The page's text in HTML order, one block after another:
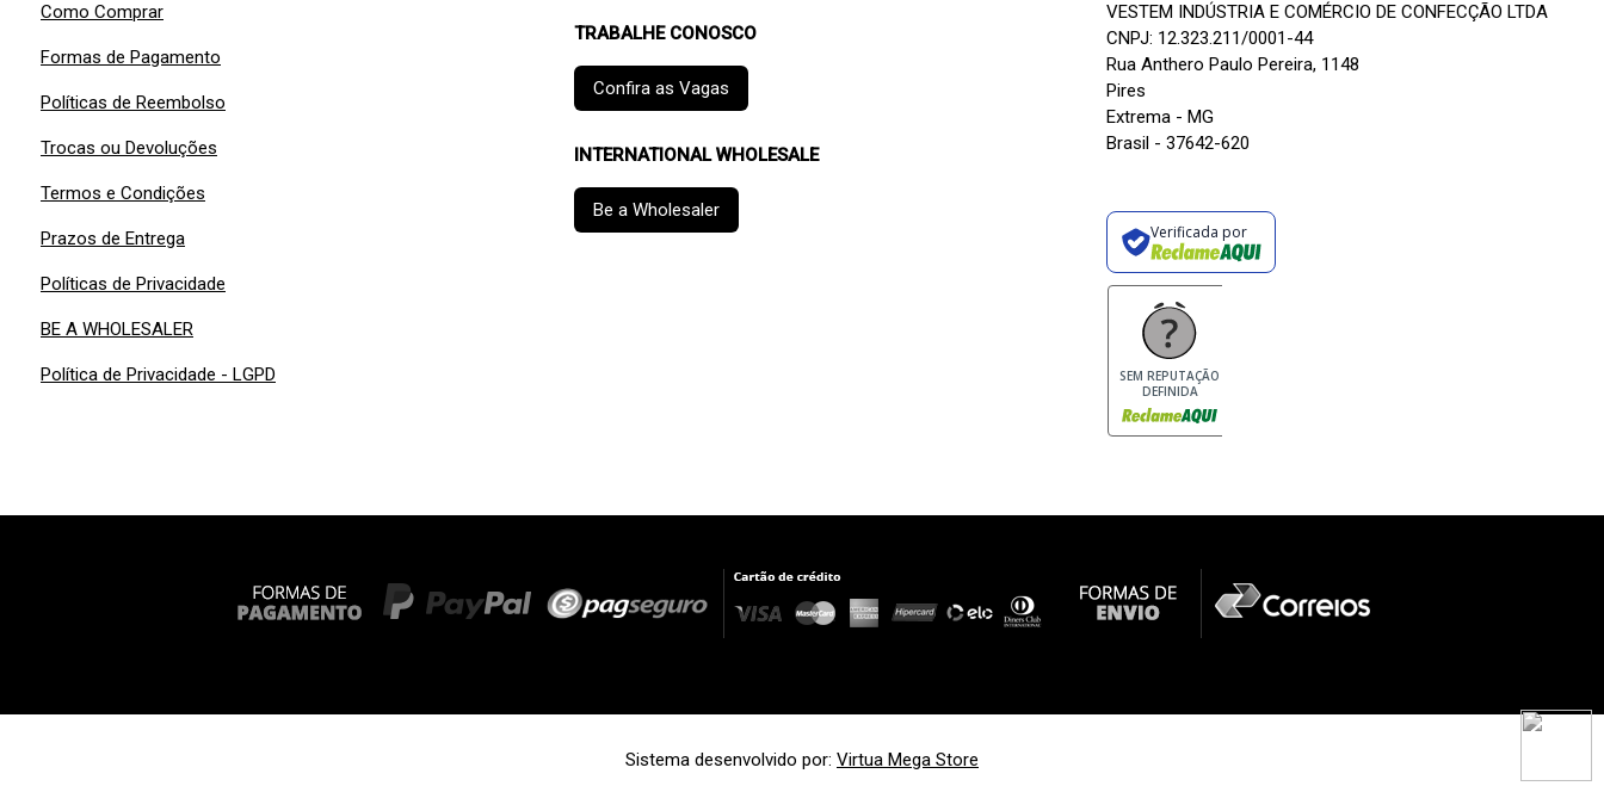
Como Comprar
Formas de Pagamento
Políticas de Reembolso
Trocas ou Devoluções
Termos e Condições
Prazos de Entrega
Políticas de Privacidade
BE A WHOLESALER
Política de Privacidade - LGPD
TRABALHE CONOSCO
Confira as Vagas
INTERNATIONAL WHOLESALE
Be a Wholesaler
VESTEM INDÚSTRIA E COMÉRCIO DE CONFECÇÃO LTDA
CNPJ: 12.323.211/0001-44
Rua Anthero Paulo Pereira, 1148
Pires
Extrema - MG
Brasil - 37642-620
Verificada por
SEM REPUTAÇÃO
DEFINIDA
Sistema desenvolvido por: Virtua Mega Store